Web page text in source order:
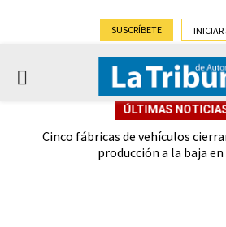
SUSCRÍBETE INICIAR
PRIMARY
ÚLTIMAS
Cinco fábricas de vehículos
producción a la baja en